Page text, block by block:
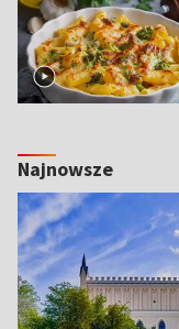
Najnowsze